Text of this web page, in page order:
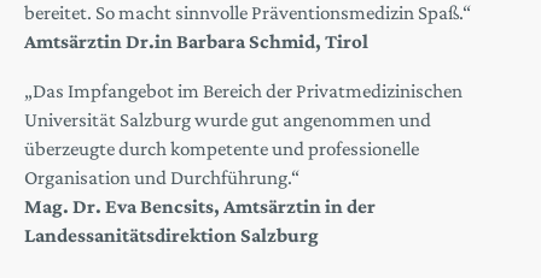
bereitet. So macht sinnvolle Präventionsmedizin Spaß.“
Amtsärztin Dr.in Barbara Schmid, Tirol
„Das Impfangebot im Bereich der Privatmedizinischen
Universität Salzburg wurde gut angenommen und
überzeugte durch kompetente und professionelle
Organisation und Durchführung.“
Mag. Dr. Eva Bencsits, Amtsärztin in der
Landessanitätsdirektion Salzburg